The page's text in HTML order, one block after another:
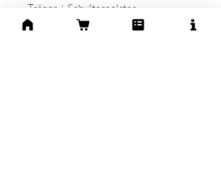
Träger + Schulterpolster
• Ein Reißverschluss - Außenfach